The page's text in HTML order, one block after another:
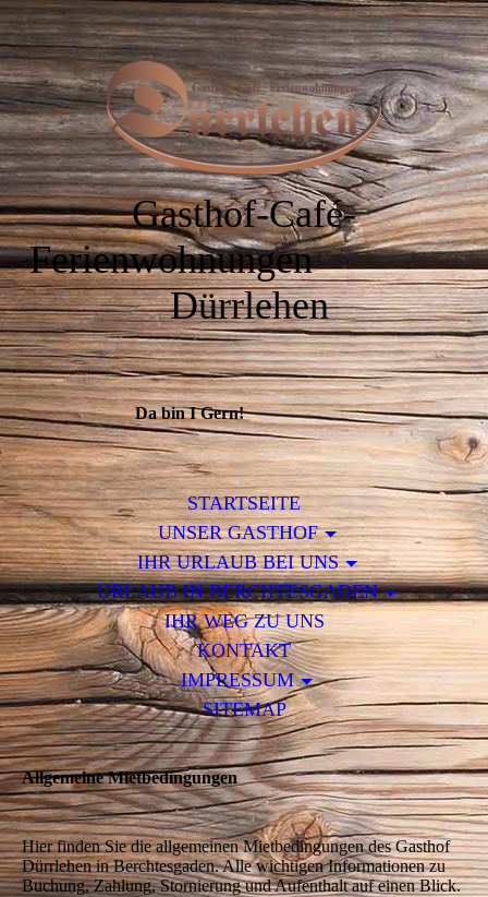
Gasthof-Café-
Ferienwohnungen
Dürrlehen
Da bin I Gern!
STARTSEITE
UNSER GASTHOF
IHR URLAUB BEI UNS
URLAUB IN BERCHTESGADEN
IHR WEG ZU UNS
KONTAKT
IMPRESSUM
SITEMAP
Allgemeine Mietbedingungen
Hier finden Sie die allgemeinen Mietbedingungen des Gasthof
Dürrlehen in Berchtesgaden. Alle wichtigen Informationen zu
Buchung, Zahlung, Stornierung und Aufenthalt auf einen Blick.